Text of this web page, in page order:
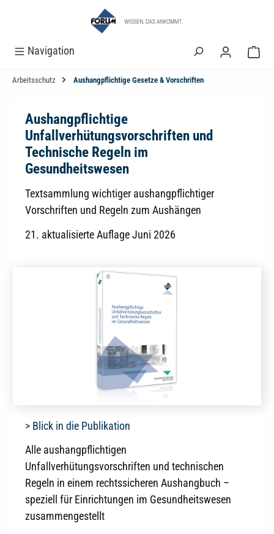
Navigation
Arbeitsschutz Aushangpflichtige Gesetze & Vorschriften
Aushangpflichtige
Unfallverhütungsvorschriften und
Technische Regeln im
Gesundheitswesen
Textsammlung wichtiger aushangpflichtiger
Vorschriften und Regeln zum Aushängen
21. aktualisierte Auflage Juni 2026
> Blick in die Publikation
Alle aushangpflichtigen
Unfallverhütungsvorschriften und technischen
Regeln in einem rechtssicheren Aushangbuch –
speziell für Einrichtungen im Gesundheitswesen
zusammengestellt